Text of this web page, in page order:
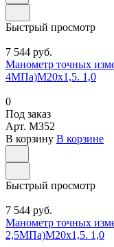
Быстрый просмотр
7 544 руб.
Манометр точных
4МПа)М20х1,5. 1,0
0
Под заказ
Арт. M352
В корзину В корзине
Быстрый просмотр
7 544 руб.
Манометр точных
2,5МПа)М20х1,5. 1,0